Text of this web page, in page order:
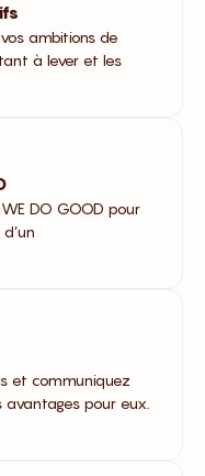
ambitions de
à lever et les
DO GOOD pour
et communiquez
pour eux.